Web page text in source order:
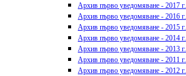
Архив първо уведомяване - 2017 г.
Архив първо уведомяване - 2016 г.
Архив първо уведомяване - 2015 г.
Архив първо уведомяване - 2014 г.
Архив първо уведомяване - 2013 г.
Архив първо уведомяване - 2011 г.
Архив първо уведомяване - 2012 г.